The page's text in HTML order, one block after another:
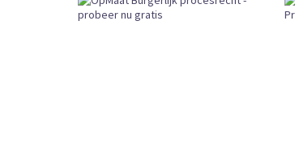
External URL CKEDITOR